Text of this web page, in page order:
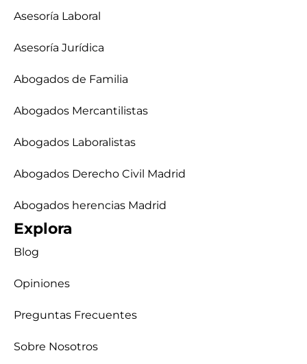
Asesoría Laboral
Asesoría Jurídica
Abogados de Familia
Abogados Mercantilistas
Abogados Laboralistas
Abogados Derecho Civil Madrid
Abogados herencias Madrid
Explora
Blog
Opiniones
Preguntas Frecuentes
Sobre Nosotros